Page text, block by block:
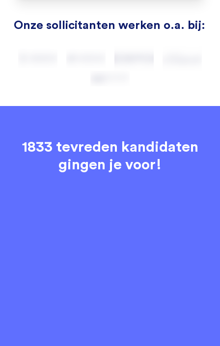
Onze sollicitanten werken o.a. bij:
1833 tevreden kandidaten
gingen je voor!